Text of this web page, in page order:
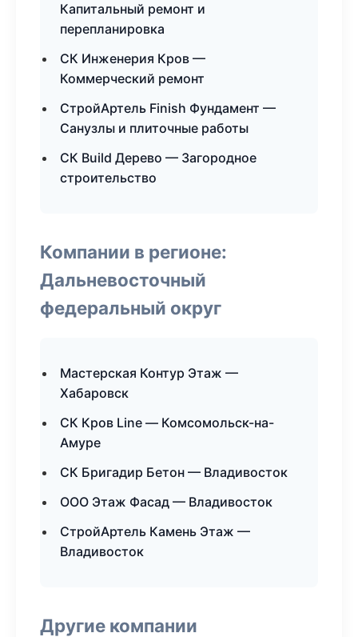
Капитальный ремонт и
перепланировка
СК Инженерия Кров —
Коммерческий ремонт
СтройАртель Finish Фундамент —
Санузлы и плиточные работы
СК Build Дерево — Загородное
строительство
Компании в регионе:
Дальневосточный
федеральный округ
Мастерская Контур Этаж —
Хабаровск
СК Кров Line — Комсомольск-на-
Амуре
СК Бригадир Бетон — Владивосток
ООО Этаж Фасад — Владивосток
СтройАртель Камень Этаж —
Владивосток
Другие компании